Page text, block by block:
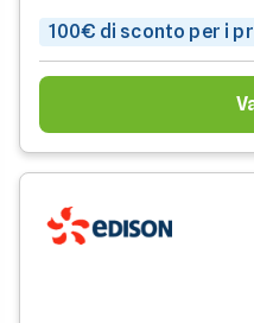
100€ di sconto per i